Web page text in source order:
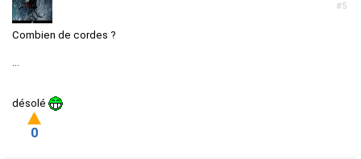
#5
Combien de cordes ?
...
désolé
0